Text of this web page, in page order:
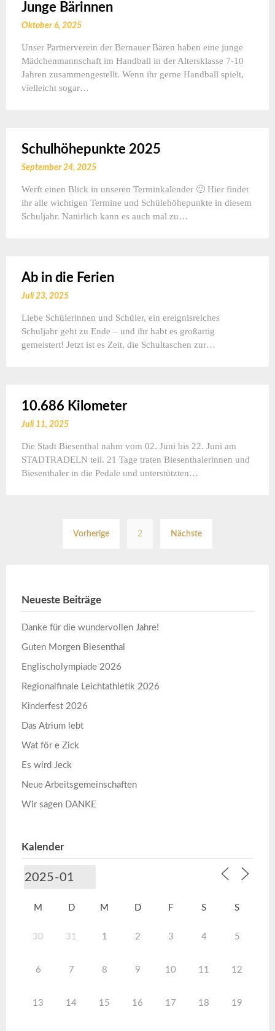
Junge Bärinnen
Oktober 6, 2025
Unser Partnerverein der Bernauer Bären haben eine junge
Mädchenmannschaft im Handball in der Altersklasse 7-10
Jahren zusammengestellt. Wenn ihr gerne Handball spielt,
vielleicht sogar…
Schulhöhepunkte 2025
September 24, 2025
Werft einen Blick in unseren Terminkalender 🙂 Hier findet
ihr alle wichtigen Termine und Schülehöhepunkte in diesem
Schuljahr. Natürlich kann es auch mal zu…
Ab in die Ferien
Juli 23, 2025
Liebe Schülerinnen und Schüler, ein ereignisreiches
Schuljahr geht zu Ende – und ihr habt es großartig
gemeistert! Jetzt ist es Zeit, die Schultaschen zur…
10.686 Kilometer
Juli 11, 2025
Die Stadt Biesenthal nahm vom 02. Juni bis 22. Juni am
STADTRADELN teil. 21 Tage traten Biesenthalerinnen und
Biesenthaler in die Pedale und unterstützten…
Vorherige 2 Nächste
Neueste Beiträge
Danke für die wundervollen Jahre!
Guten Morgen Biesenthal
Englischolympiade 2026
Regionalfinale Leichtathletik 2026
Kinderfest 2026
Das Atrium lebt
Wat för e Zick
Es wird Jeck
Neue Arbeitsgemeinschaften
Wir sagen DANKE
Kalender
M D M D F S S
30 31 1 2 3 4 5
6 7 8 9 10 11 12
13 14 15 16 17 18 19